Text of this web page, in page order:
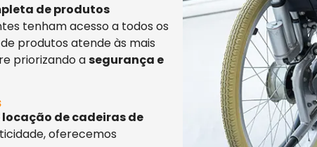
de produtos
tenham acesso a todos os
produtos atende às mais
priorizando asegurança e
locação de cadeiras de
oferecemos